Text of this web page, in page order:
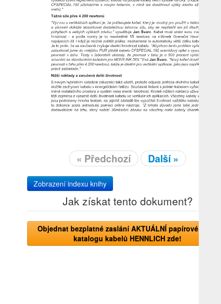
« Předchozí Další »
Zobrazení indexu knihy
Jak získat tento dokument?
Objednat bezplatné zaslání AKTUÁLNÍ papírové verze
katalogu kabelů HENNLICH zde!